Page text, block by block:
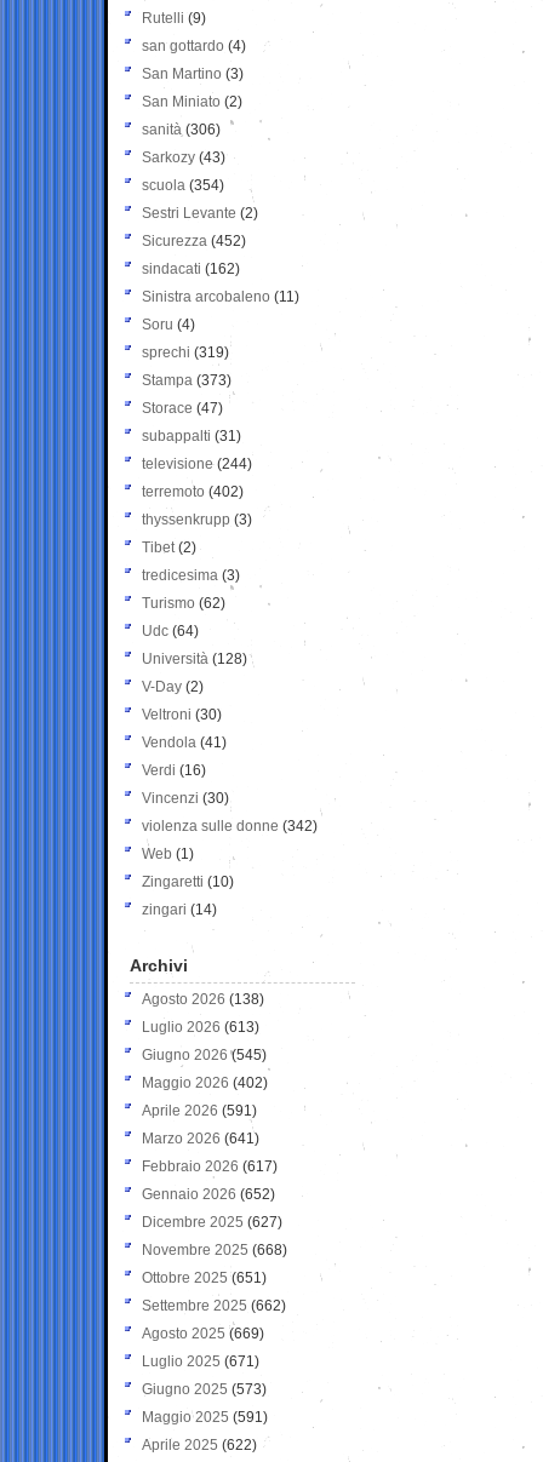
Rutelli (9)
san gottardo (4)
San Martino (3)
San Miniato (2)
sanità (306)
Sarkozy (43)
scuola (354)
Sestri Levante (2)
Sicurezza (452)
sindacati (162)
Sinistra arcobaleno (11)
Soru (4)
sprechi (319)
Stampa (373)
Storace (47)
subappalti (31)
televisione(244)
terremoto (402)
thyssenkrupp (3)
Tibet(2)
tredicesima (3)
Turismo (62)
Udc (64)
Università (128)
V-Day (2)
Veltroni (30)
Vendola (41)
Verdi (16)
Vincenzi (30)
violenza sulle donne (342)
Web (1)
Zingaretti (10)
zingari (14)
Archivi
Agosto 2026 (138)
Luglio 2026 (613)
Giugno 2026 (545)
Maggio 2026 (402)
Aprile 2026 (591)
Marzo 2026 (641)
Febbraio 2026 (617)
Gennaio 2026 (652)
Dicembre 2025 (627)
Novembre 2025 (668)
Ottobre 2025 (651)
Settembre 2025 (662)
Agosto 2025 (669)
Luglio 2025 (671)
Giugno 2025 (573)
Maggio 2025 (591)
Aprile 2025 (622)